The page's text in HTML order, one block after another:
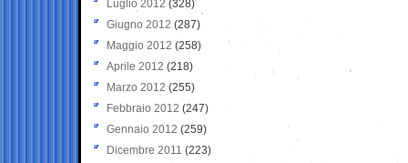
Luglio 2012 (328)
Giugno 2012 (287)
Maggio 2012 (258)
Aprile 2012 (218)
Marzo 2012 (255)
Febbraio 2012 (247)
Gennaio 2012 (259)
Dicembre 2011 (223)